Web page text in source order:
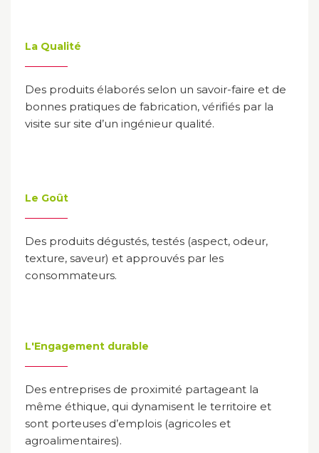
La Qualité
Des produits élaborés selon un savoir-faire et de
bonnes pratiques de fabrication, vérifiés par la
visite sur site d’un ingénieur qualité.
Le Goût
Des produits dégustés, testés (aspect, odeur,
texture, saveur) et approuvés par les
consommateurs.
L'Engagement durable
Des entreprises de proximité partageant la
même éthique, qui dynamisent le territoire et
sont porteuses d’emplois (agricoles et
agroalimentaires).